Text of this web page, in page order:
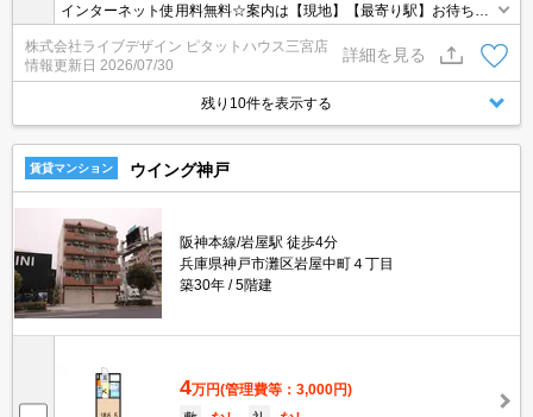
インターネット使用料無料☆案内は【現地】【最寄り駅】お待ち合
わせＯＫです♪
株式会社ライブデザイン ピタットハウス三宮店
情報更新日 2026/07/30
詳細を見る
残り10件を表示する
賃貸マンション ウイング神戸
阪神本線/岩屋駅 徒歩4分
兵庫県神戸市灘区岩屋中町４丁目
築30年
5階建
4万円(管理費等：3,000円)